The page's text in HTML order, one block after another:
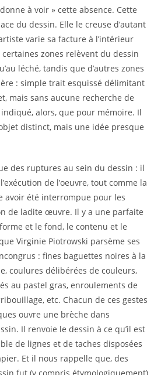
à voir » cette absence. Cette
du dessin. Elle le creuse d’autant
varie sa facture à l’intérieur
zones relèvent du dessin
léché, tandis que d’autres zones
: simple trait esquissé délimitant
mais sans aucune recherche de
indiqué, alors, que pour mémoire. Il
distinct, mais une idée presque
des ruptures au sein du dessin : il
de l’oeuvre, tout comme la
avoir été interrompue pour les
de ladite œuvre. Il y a une parfaite
et le fond, le contenu et le
Virginie Piotrowski parsème ses
: fines baguettes noires à la
coulures délibérées de couleurs,
au pastel gras, enroulements de
etc. Chacun de ces gestes
ouvre une brèche dans
Il renvoie le dessin à ce qu’il est
de lignes et de taches disposées
Et il nous rappelle que, des